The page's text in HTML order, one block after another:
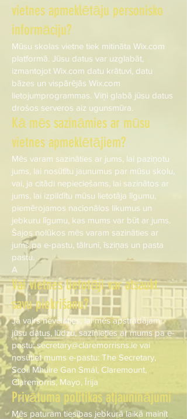
vietnes apmeklētāju personisko
informāciju?
Mūsu skolas vietne tiek mitināta Wix.com
platformā. Jūsu datus var uzglabāt,
izmantojot Wix.com datu krātuvi, datu
bāzes un vispārējās Wix.com
lietojumprogrammas. Viņi glabā jūsu datus
drošos serveros aiz ugunsmūra.
Kā mēs sazināmies ar mūsu
vietnes apmeklētājiem?
Mēs varam sazināties ar jums, lai paziņotu
jums, lai nosūtītu jaunumus par mūsu skolu,
vai, ja citādi nepieciešams, lai sazinātos ar
jums, lai izpildītu mūsu lietotāja līgumu,
piemērojamos nacionālos likumus un
jebkuru līgumu, kas mums var būt ar jums.
Šajos nolūkos mēs varam sazināties ar
jums pa e-pastu, tālruni, īsziņas un pasta
pastu.
A
Vai vietnes lietotāji var atsaukt
savu piekrišanu?
Ja vairs nevēlaties, lai mēs apstrādājam
jūsu datus, lūdzu, sazinieties ar mums pa e-
pastu:secretary@claremorrisns.ie vai
nosūtiet mums e-pastu: The Secretary,
Scoil Mhuire Gan Smál, Claremount,
Claremorris, Mayo, Īrija
Privātuma politikas atjauninājumi
Mēs paturam tiesības jebkurā laikā mainīt